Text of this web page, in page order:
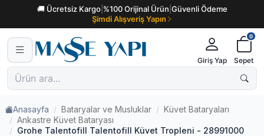
🚚 Ücretsiz Kargo| %100 Orijinal Ürün Güvenli Ödeme
Şimdi Alışveriş Yapın
Giriş Yap
0
Sepet
Anasayfa Bataryalar ve Musluklar
Küvet Bataryaları
Ankastre Küvet Bataryası
Grohe Talentofill Talentofill Küvet Tropleni - 28991000